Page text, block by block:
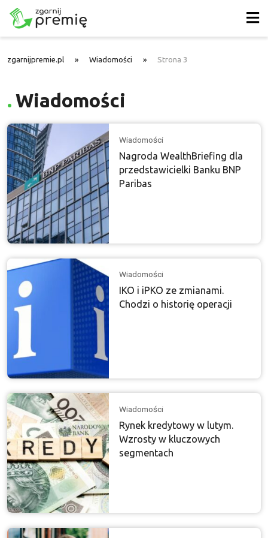
zgarnijpremie.pl » Wiadomości » Strona 3
Wiadomości
Wiadomości
Nagroda WealthBriefing dla
przedstawicielki Banku BNP
Paribas
Wiadomości
IKO i iPKO ze zmianami.
Chodzi o historię operacji
Wiadomości
Rynek kredytowy w lutym.
Wzrosty w kluczowych
segmentach